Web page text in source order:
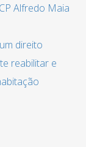
Alfredo Maia
direito
reabilitar e